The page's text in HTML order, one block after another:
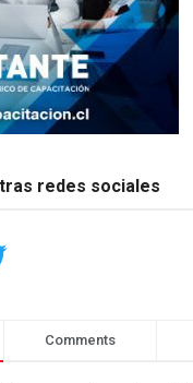
redes sociales
Comments